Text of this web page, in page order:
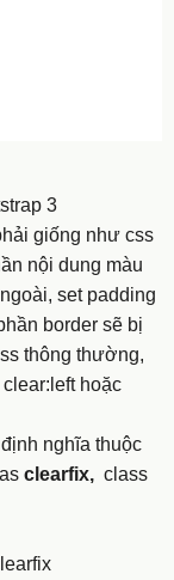
3
giống như css
nội dung màu
set padding
border sẽ bị
thông thường,
hoặc
nghĩa thuộc
clearfix, class